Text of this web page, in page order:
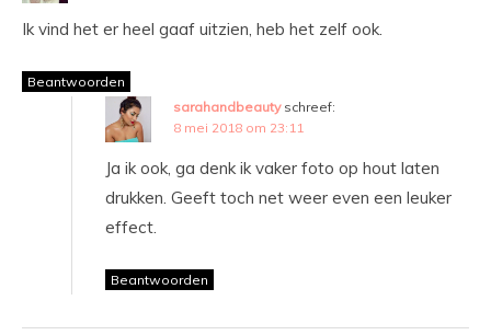
Ik vind het er heel gaaf uitzien, heb het zelf ook.
Beantwoorden
sarahandbeauty schreef:
8 mei 2018 om 23:11
Ja ik ook, ga denk ik vaker foto op hout laten
drukken. Geeft toch net weer even een leuker
effect.
Beantwoorden